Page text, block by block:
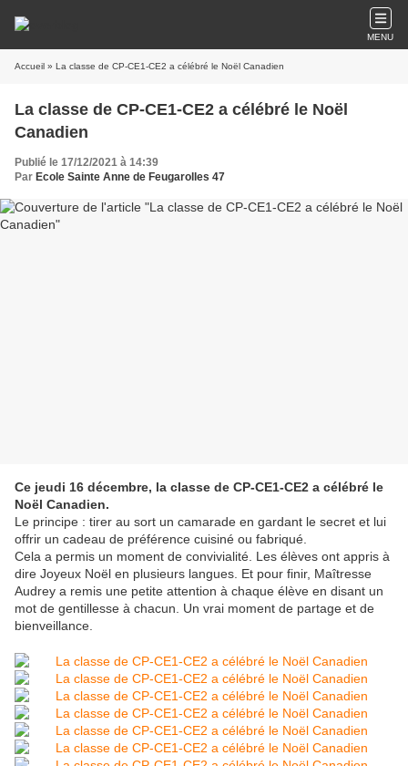
MENU
Accueil » La classe de CP-CE1-CE2 a célébré le Noël Canadien
La classe de CP-CE1-CE2 a célébré le Noël
Canadien
Publié le 17/12/2021 à 14:39
Par Ecole Sainte Anne de Feugarolles 47
Ce jeudi 16 décembre, la classe de CP-CE1-CE2 a célébré le
Noël Canadien.
Le principe : tirer au sort un camarade en gardant le secret et lui
offrir un cadeau de préférence cuisiné ou fabriqué.
Cela a permis un moment de convivialité. Les élèves ont appris à
dire Joyeux Noël en plusieurs langues. Et pour finir, Maîtresse
Audrey a remis une petite attention à chaque élève en disant un
mot de gentillesse à chacun. Un vrai moment de partage et de
bienveillance.